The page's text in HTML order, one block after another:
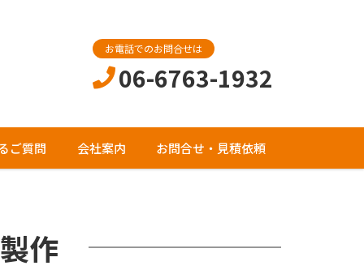
お電話でのお問合せは
06-6763-1932
ご質問 会社案内 お問合せ・見積依頼
作